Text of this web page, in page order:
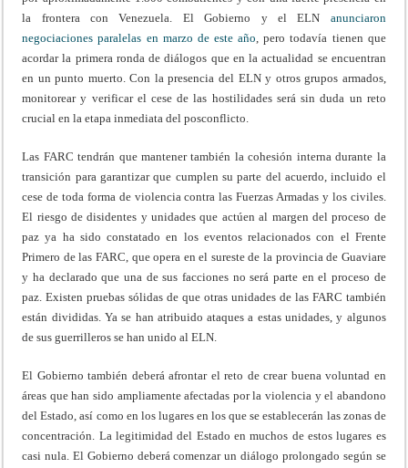
la frontera con Venezuela. El Gobierno y el ELN anunciaron
negociaciones paralelas en marzo de este año, pero todavía tienen que
acordar la primera ronda de diálogos que en la actualidad se encuentran
en un punto muerto. Con la presencia del ELN y otros grupos armados,
monitorear y verificar el cese de las hostilidades será sin duda un reto
crucial en la etapa inmediata del posconflicto.
Las FARC tendrán que mantener también la cohesión interna durante la
transición para garantizar que cumplen su parte del acuerdo, incluido el
cese de toda forma de violencia contra las Fuerzas Armadas y los civiles.
El riesgo de disidentes y unidades que actúen al margen del proceso de
paz ya ha sido constatado en los eventos relacionados con el Frente
Primero de las FARC, que opera en el sureste de la provincia de Guaviare
y ha declarado que una de sus facciones no será parte en el proceso de
paz. Existen pruebas sólidas de que otras unidades de las FARC también
están divididas. Ya se han atribuido ataques a estas unidades, y algunos
de sus guerrilleros se han unido al ELN.
El Gobierno también deberá afrontar el reto de crear buena voluntad en
áreas que han sido ampliamente afectadas por la violencia y el abandono
del Estado, así como en los lugares en los que se establecerán las zonas de
concentración. La legitimidad del Estado en muchos de estos lugares es
casi nula. El Gobierno deberá comenzar un diálogo prolongado según se